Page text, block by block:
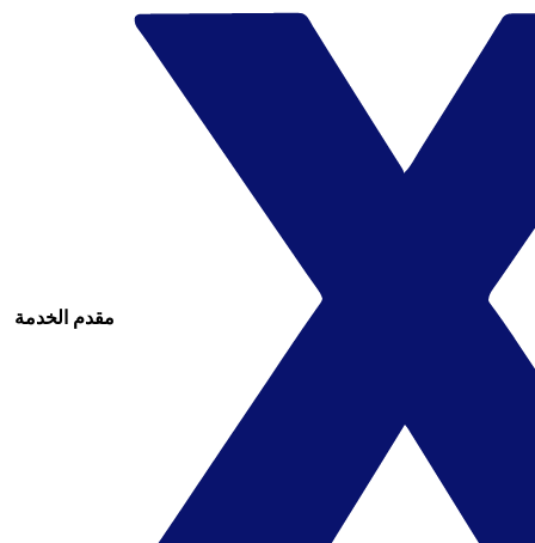
مقدم الخدمة